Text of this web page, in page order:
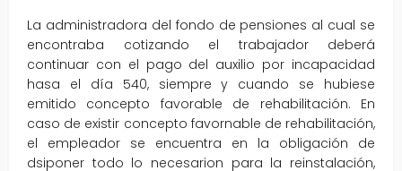
La administradora del fondo de pensiones al cual se
encontraba cotizando el trabajador deberá
continuar con el pago del auxilio por incapacidad
hasa el día 540, siempre y cuando se hubiese
emitido concepto favorable de rehabilitación. En
caso de existir concepto favornable de rehabilitación,
el empleador se encuentra en la obligación de
dsiponer todo lo necesarion para la reinstalación,